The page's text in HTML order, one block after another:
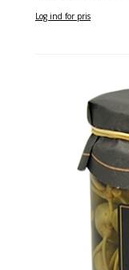
Log ind for pris